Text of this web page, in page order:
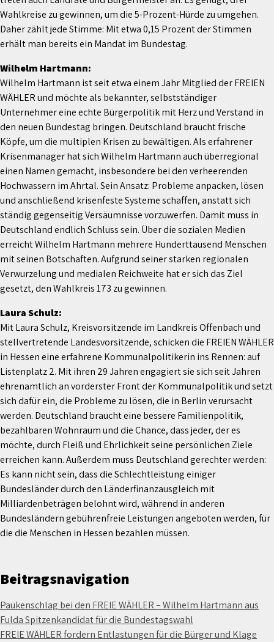
Wahlkreise zu gewinnen, um die 5-Prozent-Hürde zu umgehen.
Daher zählt jede Stimme: Mit etwa 0,15 Prozent der Stimmen
erhält man bereits ein Mandat im Bundestag.
Wilhelm Hartmann:
Wilhelm Hartmann ist seit etwa einem Jahr Mitglied der FREIEN
WÄHLER und möchte als bekannter, selbstständiger
Unternehmer eine echte Bürgerpolitik mit Herz und Verstand in
den neuen Bundestag bringen. Deutschland braucht frische
Köpfe, um die multiplen Krisen zu bewältigen. Als erfahrener
Krisenmanager hat sich Wilhelm Hartmann auch überregional
einen Namen gemacht, insbesondere bei den verheerenden
Hochwassern im Ahrtal. Sein Ansatz: Probleme anpacken, lösen
und anschließend krisenfeste Systeme schaffen, anstatt sich
ständig gegenseitig Versäumnisse vorzuwerfen. Damit muss in
Deutschland endlich Schluss sein. Über die sozialen Medien
erreicht Wilhelm Hartmann mehrere Hunderttausend Menschen
mit seinen Botschaften. Aufgrund seiner starken regionalen
Verwurzelung und medialen Reichweite hat er sich das Ziel
gesetzt, den Wahlkreis 173 zu gewinnen.
Laura Schulz:
Mit Laura Schulz, Kreisvorsitzende im Landkreis Offenbach und
stellvertretende Landesvorsitzende, schicken die FREIEN WÄHLER
in Hessen eine erfahrene Kommunalpolitikerin ins Rennen: auf
Listenplatz 2. Mit ihren 29 Jahren engagiert sie sich seit Jahren
ehrenamtlich an vorderster Front der Kommunalpolitik und setzt
sich dafür ein, die Probleme zu lösen, die in Berlin verursacht
werden. Deutschland braucht eine bessere Familienpolitik,
bezahlbaren Wohnraum und die Chance, dass jeder, der es
möchte, durch Fleiß und Ehrlichkeit seine persönlichen Ziele
erreichen kann. Außerdem muss Deutschland gerechter werden:
Es kann nicht sein, dass die Schlechtleistung einiger
Bundesländer durch den Länderfinanzausgleich mit
Milliardenbeträgen belohnt wird, während in anderen
Bundesländern gebührenfreie Leistungen angeboten werden, für
die die Menschen in Hessen bezahlen müssen.
Beitragsnavigation
Paukenschlag bei den FREIE WÄHLER – Wilhelm Hartmann aus
Fulda Spitzenkandidat für die Bundestagswahl
FREIE WÄHLER fordern Entlastungen für die Bürger und Klage